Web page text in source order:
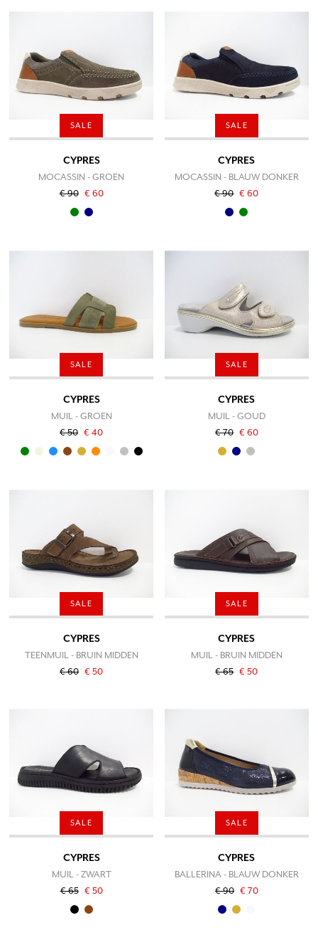
SALE
CYPRES
MOCASSIN - GROEN
€ 90 € 60
SALE
CYPRES
MOCASSIN - BLAUW DONKER
€ 90 € 60
SALE
CYPRES
MUIL - GROEN
€ 50 € 40
SALE
CYPRES
MUIL - GOUD
€ 70 € 60
SALE
CYPRES
TEENMUIL - BRUIN MIDDEN
€ 60 € 50
SALE
CYPRES
MUIL - BRUIN MIDDEN
€ 65 € 50
SALE
CYPRES
MUIL - ZWART
€ 65 € 50
SALE
CYPRES
BALLERINA - BLAUW DONKER
€ 90 € 70